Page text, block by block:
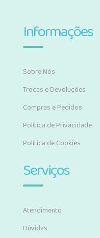
Informações
Sobre Nós
Trocas e Devoluções
Compras e Pedidos
Política de Privacidade
Política de Cookies
Serviços
Atendimento
Dúvidas